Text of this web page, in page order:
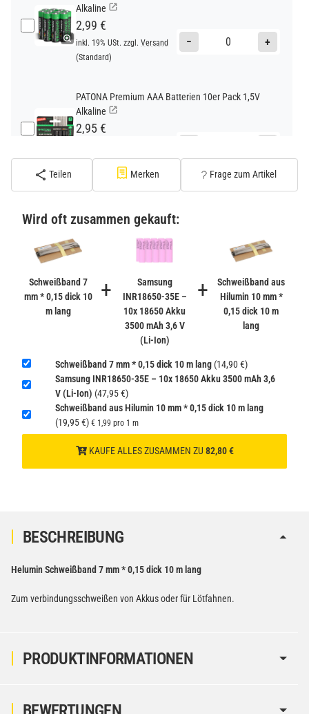
Alkaline
2,99 €
inkl. 19% USt. zzgl. Versand
(Standard)
− +
PATONA Premium AAA Batterien 10er Pack 1,5V
Alkaline
2,95 €
(Standard)
Lithium
inkl. 19% USt. zzgl.Versand
(Gefahrgut UN3090 Versand
gem. SV188 ADR)
+
Verbatim Cool'n'Go AirJet Handventilator 4000mAh
inkl. 19% USt. zzgl.Versand
(Gefahrgut UN3480 Versand
gem. SV188 ADR)
−
1
Teilen Merken Frage zum Artikel
Wird oft zusammen gekauft:
Schweißband 7
mm * 0,15 dick 10
m lang
+
Samsung
INR18650-35E –
10x 18650 Akku
3500 mAh 3,6 V
(Li-Ion)
+
Schweißband aus
Hilumin 10 mm *
0,15 dick 10 m
lang
Schweißband 7 mm * 0,15 dick 10 m lang (14,90 €)
Samsung INR18650-35E – 10x 18650 Akku 3500 mAh 3,6
V (Li-Ion) (47,95 €)
Schweißband aus Hilumin 10 mm * 0,15 dick 10 m lang
(19,95 €) € 1,99 pro 1 m
KAUFE ALLES ZUSAMMEN ZU 82,80 €
PRODUKTINFORMATIONEN
BESCHREIBUNG
Helumin Schweißband 7 mm * 0,15 dick 10 m lang
Zum verbindungsschweißen von Akkus oder für Lötfahnen.